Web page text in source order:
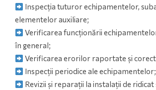
Inspecția tuturor echipamentelor,
elementelor auxiliare;
Verificarea funcționării
în general;
Verificarea erorilor raportate și
Inspecții periodice ale echipamentelor;
Revizii și reparații la instalații de